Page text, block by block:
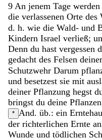
9 An jenem Tage werden
die verlassenen Orte des
d. h. wie die Wald- und
Kindern Israel verließ;
Denn du hast vergessen
gedacht des Felsen deiner
Schutzwehr Darum
und besetzest sie mit
deiner Pflanzung hegst
bringst du deine Pflanzen
* And. üb.: ein
der richterlichen Ernte
Wunde und tödlichen